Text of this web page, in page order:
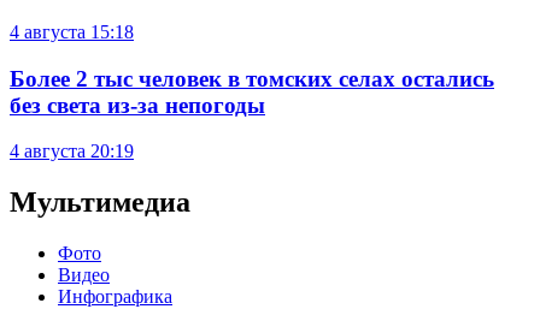
4 августа 15:18
Более 2 тыс человек в томских селах остались
без света из-за непогоды
4 августа 20:19
Мультимедиа
Фото
Видео
Инфографика